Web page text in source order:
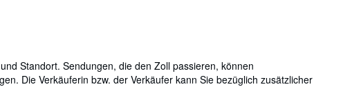
Standort. Sendungen, die den Zoll passieren, können
Die Verkäuferin bzw. der Verkäufer kann Sie bezüglich zusätzlicher